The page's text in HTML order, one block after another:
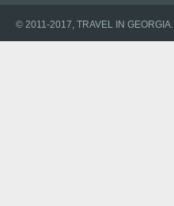
© 2011-2017, TRAVEL IN GEORGIA.